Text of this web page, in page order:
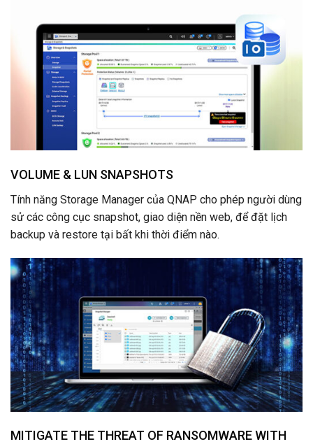
VOLUME & LUN SNAPSHOTS
Tính năng Storage Manager của QNAP cho phép người dùng
sử các công cục snapshot, giao diện nền web, để đặt lịch
backup và restore tại bất khi thời điểm nào.
MITIGATE THE THREAT OF RANSOMWARE WITH